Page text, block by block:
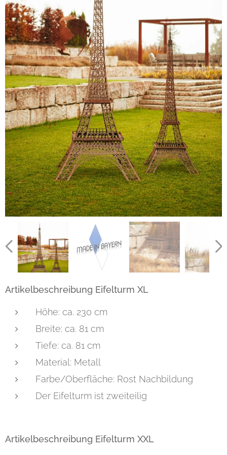
Artikelbeschreibung Eifelturm XL
Höhe: ca. 230 cm
Breite: ca. 81 cm
Tiefe: ca. 81 cm
Material: Metall
Farbe/Oberfläche: Rost Nachbildung
Der Eifelturm ist zweiteilig
Artikelbeschreibung Eifelturm XXL